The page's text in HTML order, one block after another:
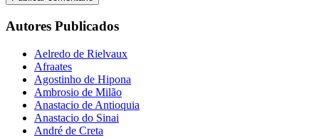
Autores Publicados
Aelredo de Rielvaux
Afraates
Agostinho de Hipona
Ambrosio de Milão
Anastacio de Antioquia
Anastacio do Sinai
André de Creta